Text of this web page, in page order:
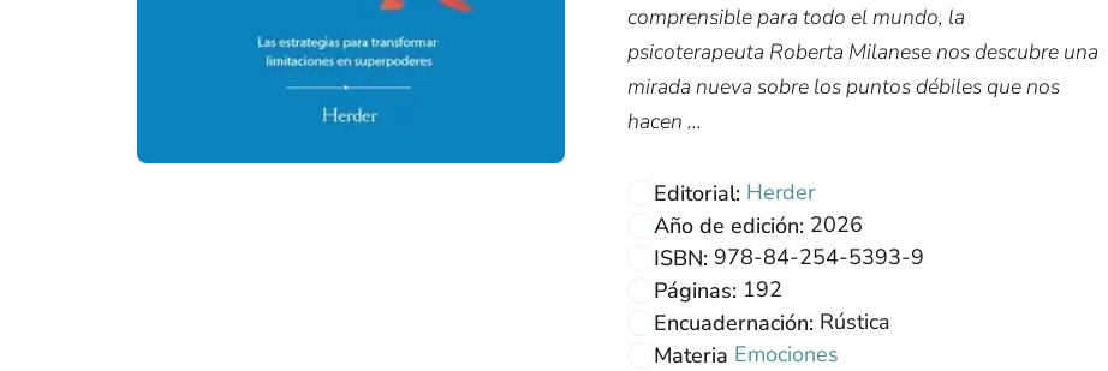
comprensible para todo el mundo, la
psicoterapeuta Roberta Milanese nos descubre una
mirada nueva sobre los puntos débiles que nos
hacen ...
Editorial: Herder
Año de edición: 2026
ISBN: 978-84-254-5393-9
Páginas: 192
Encuadernación: Rústica
Materia Emociones